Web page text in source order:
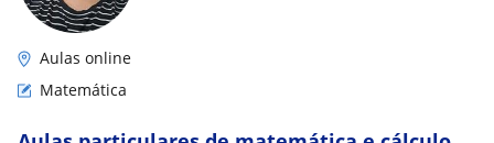
Aulas online
Matemática